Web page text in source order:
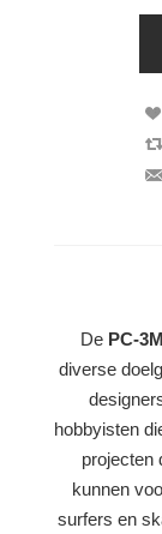
De PC-
diverse
hobbyisten
projecten
kunnen
surfers en